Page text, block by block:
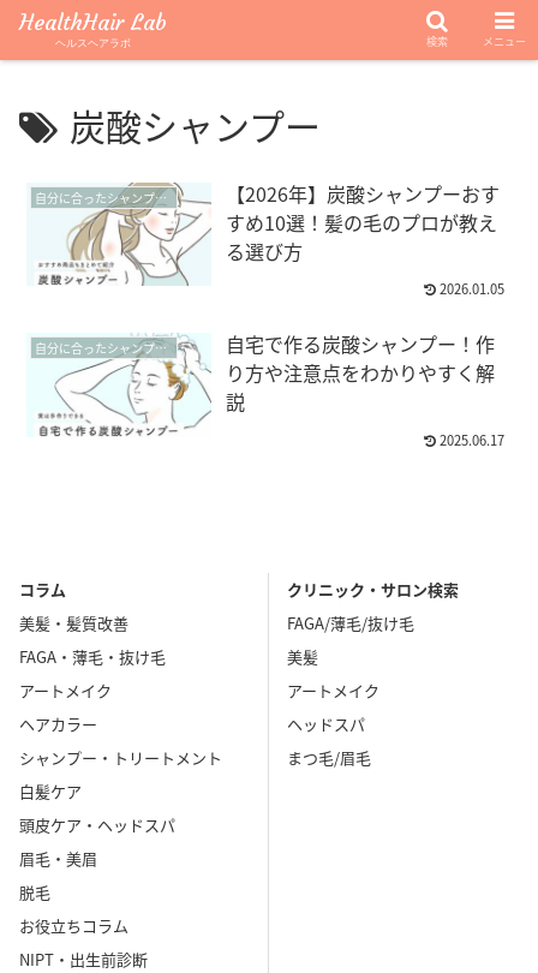
炭酸シャンプー
自分に合ったシャンプーを見つけよう【シャンプー・トリートメント】
【2026年】炭酸シャンプーおす
すめ10選！髪の毛のプロが教え
る選び方
2026.01.05
自分に合ったシャンプーを見つけよう【シャンプー・トリートメント】
自宅で作る炭酸シャンプー！作
り方や注意点をわかりやすく解
説
2025.06.17
コラム
美髪・髪質改善
FAGA・薄毛・抜け毛
アートメイク
ヘアカラー
シャンプー・トリートメント
白髪ケア
頭皮ケア・ヘッドスパ
眉毛・美眉
脱毛
お役立ちコラム
NIPT・出生前診断
クリニック・サロン検索
FAGA/薄毛/抜け毛
美髪
アートメイク
ヘッドスパ
まつ毛/眉毛
HealthHair Lab
ヘルスヘアラボ 検索 メニュー